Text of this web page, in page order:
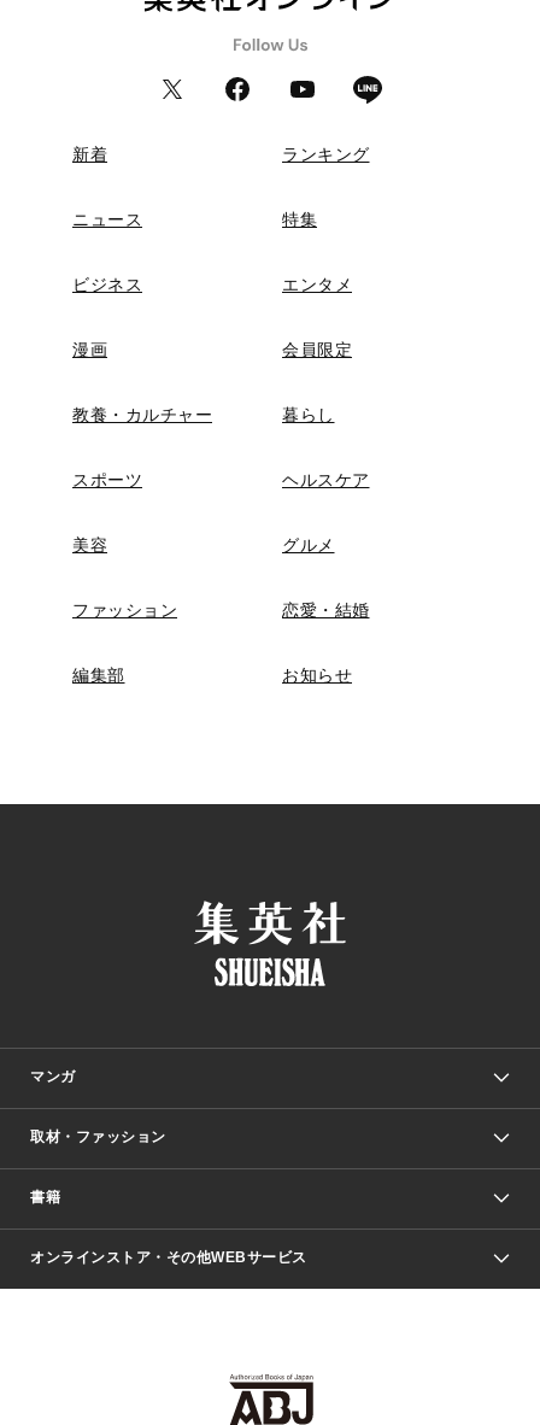
新着 ランキング
ニュース 特集
ビジネス エンタメ
漫画 会員限定
教養・カルチャー 暮らし
スポーツ ヘルスケア
美容 グルメ
ファッション 恋愛・結婚
編集部 お知らせ
マンガ
少年マンガ
Vジャンプ
週刊ヤングジャンプ
少女マンガ
取材・ファッション
Seventeen
芸能・情報・スポーツ
書籍
文芸・文庫・総合
ライトノベル・ノベライズ
オンラインストア・その他WEBサービス
SHUEISHA MANGA-ART HERITAGE